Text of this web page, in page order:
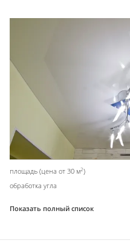
площадь (цена от 30 м2)
обработка угла
Показать полный список